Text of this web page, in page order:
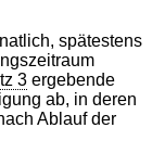
spätestens
3 ergebende
ab, in deren
Ablauf der